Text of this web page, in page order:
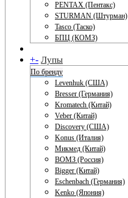
PENTAX (Пентакс)
STURMAN (Штурман)
Tasco (Таско)
БПЦ (КОМЗ)
+- Лупы
По бренду
Levenhuk (США)
Bresser (Германия)
Kromatech (Китай)
Veber (Китай)
Discovery (США)
Konus (Италия)
Микмед (Китай)
ВОМЗ (Россия)
Bigger (Китай)
Eschenbach (Германия)
Kenko (Япония)